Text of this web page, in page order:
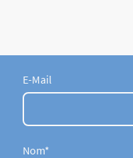
E-Mail
Nom*